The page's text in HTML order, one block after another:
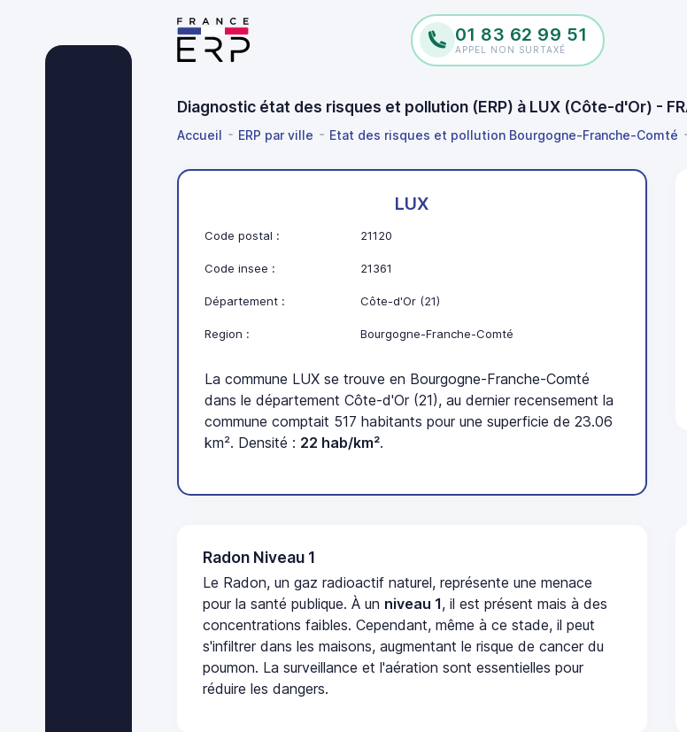
01 83 62 99 51
APPEL NON SURTAXÉ
Diagnostic état des risques et pollution (ERP) à LUX (Côte-d'Or) -
Accueil ERP par ville Etat des risques et pollution Bourgogne-Franche-Comté
LUX
Code postal : 21120
Code insee : 21361
Département : Côte-d'Or (21)
Region : Bourgogne-Franche-Comté
La commune LUX se trouve en Bourgogne-Franche-Comté
dans le département Côte-d'Or (21), au dernier recensement la
commune comptait 517 habitants pour une superficie de 23.06
km². Densité : 22 hab/km².
Radon Niveau 1
Le Radon, un gaz radioactif naturel, représente une menace
pour la santé publique. À un niveau 1, il est présent mais à des
concentrations faibles. Cependant, même à ce stade, il peut
s'infiltrer dans les maisons, augmentant le risque de cancer du
poumon. La surveillance et l'aération sont essentielles pour
réduire les dangers.